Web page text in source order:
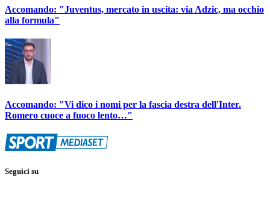
Accomando: "Juventus, mercato in uscita: via Adzic, ma occhio
alla formula"
Accomando: "Vi dico i nomi per la fascia destra dell'Inter.
Romero cuoce a fuoco lento…"
Seguici su